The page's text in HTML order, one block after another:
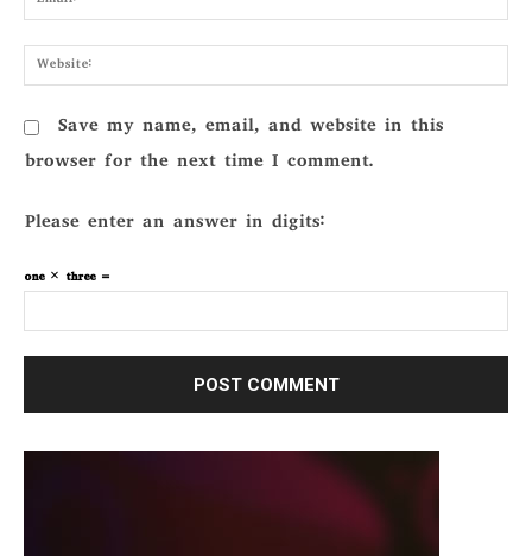
Save my name, email, and website in this
browser for the next time I comment.
Please enter an answer in digits:
one × three =